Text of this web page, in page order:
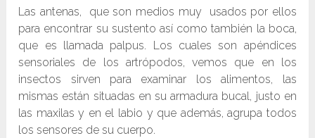
Las antenas, que son medios muy usados por ellos
para encontrar su sustento así como también la boca,
que es llamada palpus. Los cuales son apéndices
sensoriales de los artrópodos, vemos que en los
insectos sirven para examinar los alimentos, las
mismas están situadas en su armadura bucal, justo en
las maxilas y en el labio y que además, agrupa todos
los sensores de su cuerpo.